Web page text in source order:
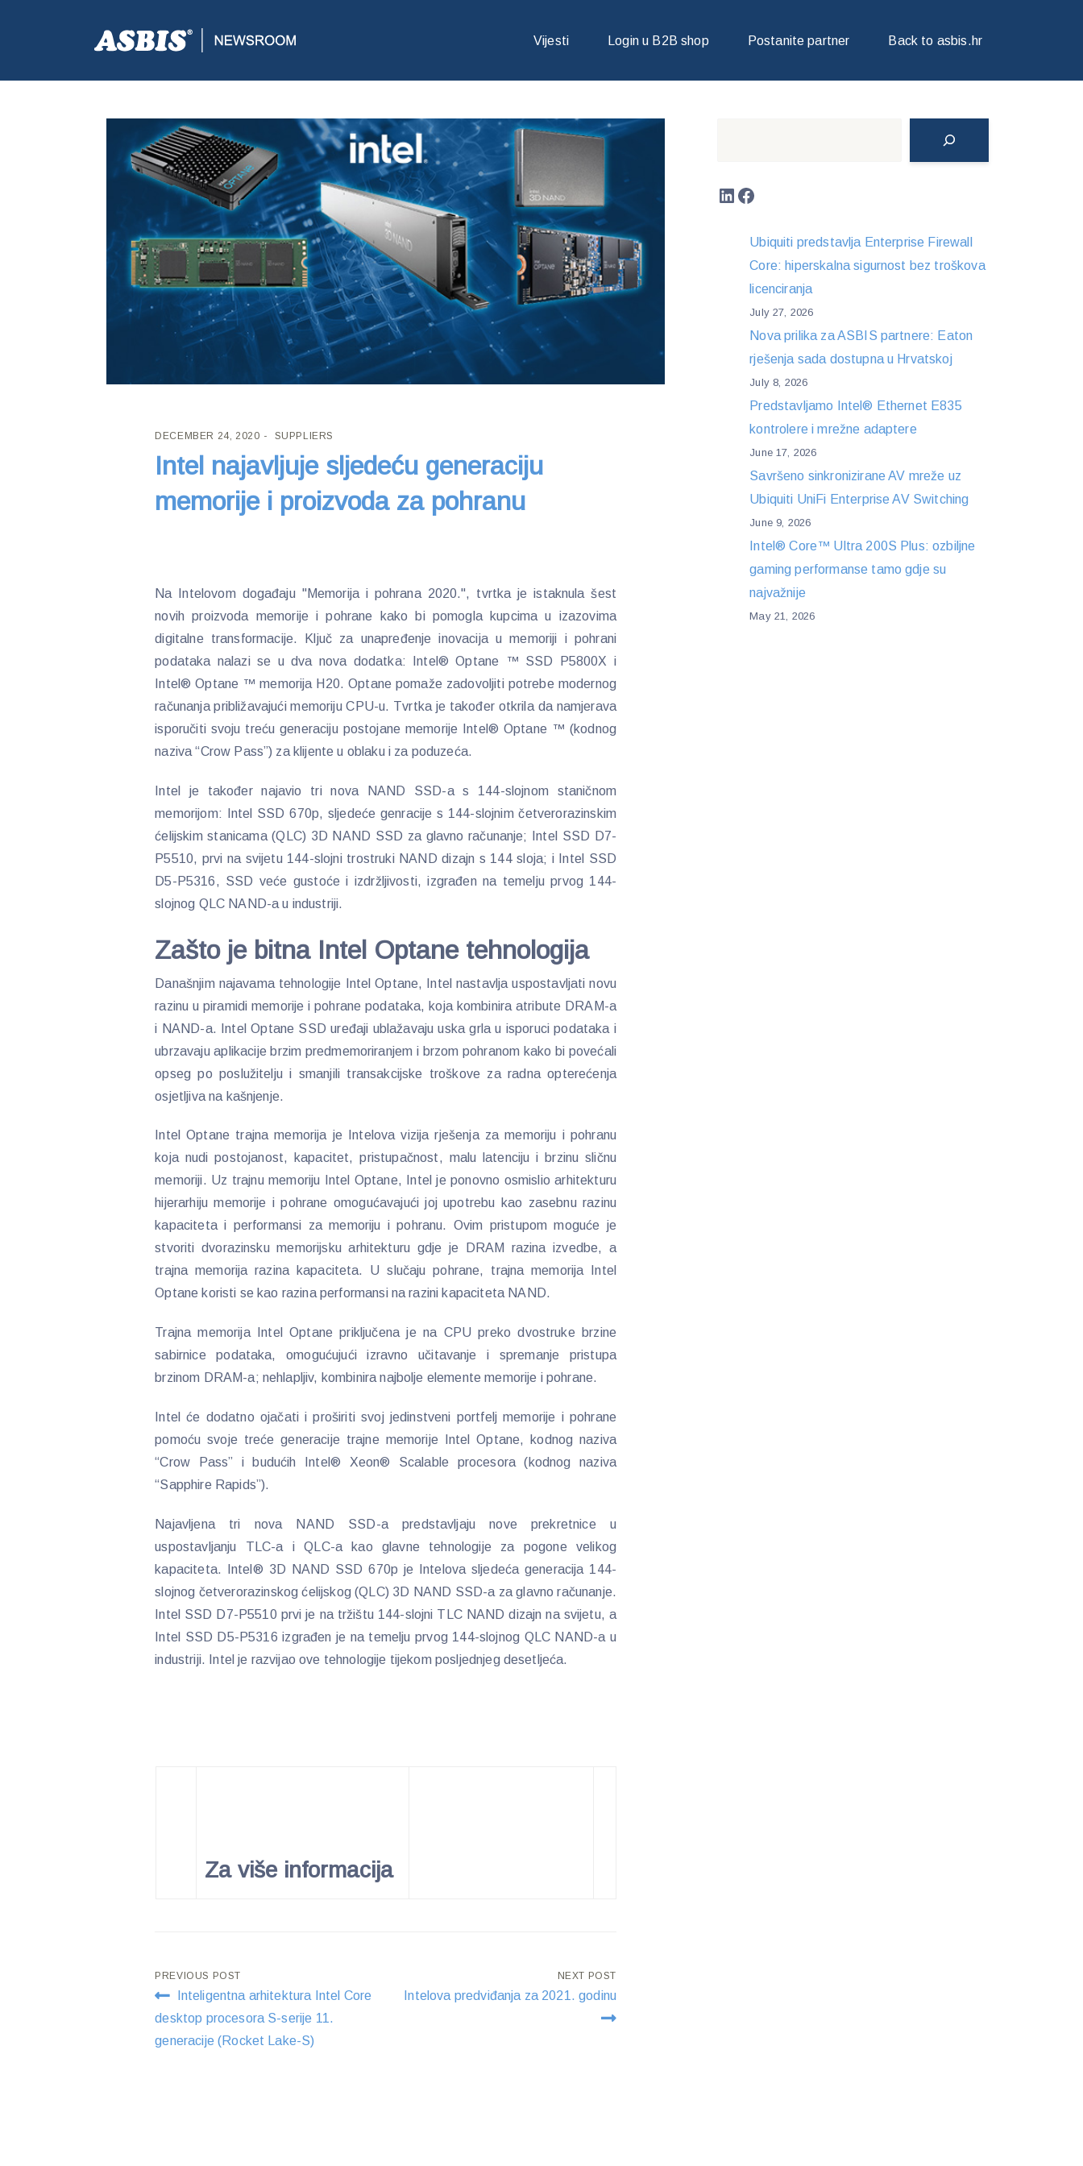
Vijesti Login u B2B shop Postanite partner Back to asbis.hr
ASBIS CROATIA>SUPPLIERS> INTEL NAJAVLJUJE SLJEDEĆU GENERACIJU MEMORIJE I PROIZVODA ZA POHRANU
DECEMBER 24, 2020 SUPPLIERS
Intel najavljuje sljedeću generaciju
memorije i proizvoda za pohranu
Na Intelovom događaju "Memorija i pohrana 2020.", tvrtka je istaknula šest
novih proizvoda memorije i pohrane kako bi pomogla kupcima u izazovima
digitalne transformacije. Ključ za unapređenje inovacija u memoriji i pohrani
podataka nalazi se u dva nova dodatka: Intel® Optane ™ SSD P5800X i
Intel® Optane ™ memorija H20. Optane pomaže zadovoljiti potrebe modernog
računanja približavajući memoriju CPU-u. Tvrtka je također otkrila da namjerava
isporučiti svoju treću generaciju postojane memorije Intel® Optane ™ (kodnog
naziva “Crow Pass”) za klijente u oblaku i za poduzeća.
Intel je također najavio tri nova NAND SSD-a s 144-slojnom staničnom
memorijom: Intel SSD 670p, sljedeće genracije s 144-slojnim četverorazinskim
ćelijskim stanicama (QLC) 3D NAND SSD za glavno računanje; Intel SSD D7-
P5510, prvi na svijetu 144-slojni trostruki NAND dizajn s 144 sloja; i Intel SSD
D5-P5316, SSD veće gustoće i izdržljivosti, izgrađen na temelju prvog 144-
slojnog QLC NAND-a u industriji.
Zašto je bitna Intel Optane tehnologija
Današnjim najavama tehnologije Intel Optane, Intel nastavlja uspostavljati novu
razinu u piramidi memorije i pohrane podataka, koja kombinira atribute DRAM-a
i NAND-a. Intel Optane SSD uređaji ublažavaju uska grla u isporuci podataka i
ubrzavaju aplikacije brzim predmemoriranjem i brzom pohranom kako bi povećali
opseg po poslužitelju i smanjili transakcijske troškove za radna opterećenja
osjetljiva na kašnjenje.
Intel Optane trajna memorija je Intelova vizija rješenja za memoriju i pohranu
koja nudi postojanost, kapacitet, pristupačnost, malu latenciju i brzinu sličnu
memoriji. Uz trajnu memoriju Intel Optane, Intel je ponovno osmislio arhitekturu
hijerarhiju memorije i pohrane omogućavajući joj upotrebu kao zasebnu razinu
kapaciteta i performansi za memoriju i pohranu. Ovim pristupom moguće je
stvoriti dvorazinsku memorijsku arhitekturu gdje je DRAM razina izvedbe, a
trajna memorija razina kapaciteta. U slučaju pohrane, trajna memorija Intel
Optane koristi se kao razina performansi na razini kapaciteta NAND.
Trajna memorija Intel Optane priključena je na CPU preko dvostruke brzine
sabirnice podataka, omogućujući izravno učitavanje i spremanje pristupa
brzinom DRAM-a; nehlapljiv, kombinira najbolje elemente memorije i pohrane.
Intel će dodatno ojačati i proširiti svoj jedinstveni portfelj memorije i pohrane
pomoću svoje treće generacije trajne memorije Intel Optane, kodnog naziva
“Crow Pass” i budućih Intel® Xeon® Scalable procesora (kodnog naziva
“Sapphire Rapids”).
Najavljena tri nova NAND SSD-a predstavljaju nove prekretnice u
uspostavljanju TLC-a i QLC-a kao glavne tehnologije za pogone velikog
kapaciteta. Intel® 3D NAND SSD 670p je Intelova sljedeća generacija 144-
slojnog četverorazinskog ćelijskog (QLC) 3D NAND SSD-a za glavno računanje.
Intel SSD D7-P5510 prvi je na tržištu 144-slojni TLC NAND dizajn na svijetu, a
Intel SSD D5-P5316 izgrađen je na temelju prvog 144-slojnog QLC NAND-a u
industriji. Intel je razvijao ove tehnologije tijekom posljednjeg desetljeća.
Za više informacija
Post
navigation
PREVIOUS POST
Inteligentna arhitektura Intel Core
desktop procesora S-serije 11.
generacije (Rocket Lake-S)
NEXT POST
Intelova predviđanja za 2021. godinu
LinkedIn
Facebook
Ubiquiti predstavlja Enterprise Firewall
Core: hiperskalna sigurnost bez troškova
licenciranja
July 27, 2026
Nova prilika za ASBIS partnere: Eaton
rješenja sada dostupna u Hrvatskoj
July 8, 2026
Predstavljamo Intel® Ethernet E835
kontrolere i mrežne adaptere
June 17, 2026
Savršeno sinkronizirane AV mreže uz
Ubiquiti UniFi Enterprise AV Switching
June 9, 2026
Intel® Core™ Ultra 200S Plus: ozbiljne
gaming performanse tamo gdje su
najvažnije
May 21, 2026